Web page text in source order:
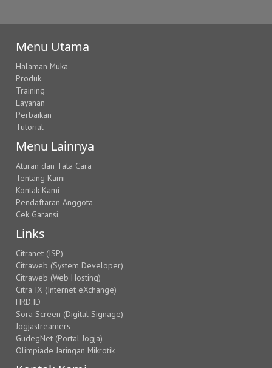
Menu Utama
Halaman Muka
Produk
Training
Layanan
Perbaikan
Tutorial
Menu Lainnya
Aturan dan Tata Cara
Tentang Kami
Kontak Kami
Pendaftaran Anggota
Cek Garansi
Links
Citranet (ISP)
Citraweb (System Developer)
Citraweb (Web Hosting)
Citra IX (Internet eXchange)
HRD.ID
Sora Screen (Digital Signage)
Jogjastreamers
GudegNet (Portal Jogja)
Olimpiade Jaringan Mikrotik